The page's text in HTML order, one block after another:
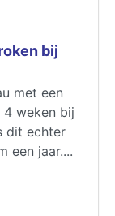
bij
met een
weken bij
dit echter
een jaar....